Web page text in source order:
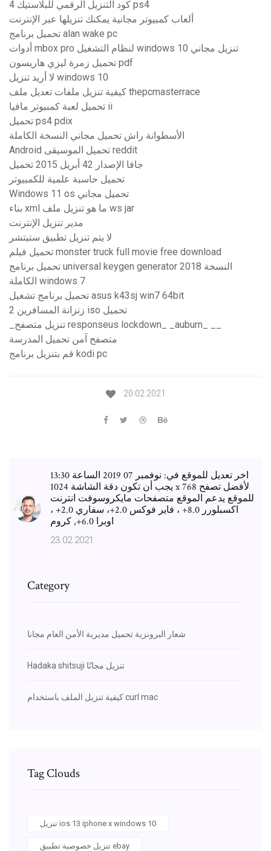
كود التنزيل الرقمي للبلاستيك 4 ps4
ألعاب كمبيوتر مجانية يمكنك تنزيلها عبر الإنترنت
تحميل برنامج alan wake pc
أدوات mbox pro لنظام التشغيل windows 10 تنزيل مجاني
تحميل زمرة ليزي هاريسون pdf
لا أريد تنزيل windows 10
كيفية تنزيل ملفات تعديل ملف thepcmasterrace
تحميل لعبة كمبيوتر مافيا ii
تحميل ps4 pdix
الأسطوانة راش تحميل مجاني النسخة الكاملة
Android تحميل الموسيقى reddit
جافا الإصدار 42 أبريل 2015 تحميل
تحميل حاسبة علمية للكمبيوتر
Windows 11 os تحميل مجاني
بناء xml ما هو تنزيل ملف ws jar
مدير تنزيل الإنترنت
لا يتم تنزيل تطبيق ستيتشر
تحميل فيلم monster truck full movie free download
تحميل برنامج universal keygen generator 2018 النسخة
الكاملة windows 7
تحميل برنامج تشغيل asus k43sj win7 64bit
زنزانة المسافرين 2 iso تحميل
_تنزيل متصفح responseus lockdown_ _auburn_ __
متصفح آمن تحميل المدرسة
قم بتنزيل برنامج kodi pc
20.02.2021
اخر تعديل للموقع في: نوفمبر 07 2019 الساعة 13:30
يجب أن تكون دقة الشاشة 1024 x 768 لأفضل تصفح
للموقع يدعم الموقع متصفحات مايكروسوفت انترنت
اكسبلورر 8.0+ ، فاير فوكس 2.0+، سفاري 2.0+ ،
اوبرا 6.0+, كروم
23.02.2021
Category
شعار البرونزية تحميل مديرية الأمن العام مجانا
Hadaka shitsuji تنزيل مجانًا
كيفية تنزيل الملف باستخدام curl mac
Tag Clouds
تنزيل ios 13 iphone x windows 10
تنزيل خصوصية تطبيق ebay